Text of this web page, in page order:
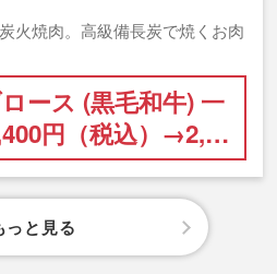
火焼肉。高級備長炭で焼くお肉
ース (黒毛和牛) 一
円（税込）→2,…
っと見る